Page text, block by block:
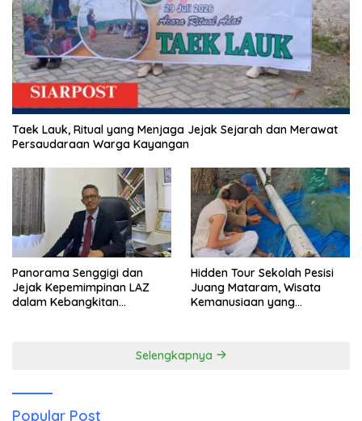
Taek Lauk, Ritual yang Menjaga Jejak Sejarah dan Merawat
Persaudaraan Warga Kayangan
Panorama Senggigi dan
Jejak Kepemimpinan LAZ
dalam Kebangkitan
Hidden Tour Sekolah Pesisi
Juang Mataram, Wisata
Kemanusiaan yang
Selengkapnya
Popular Post